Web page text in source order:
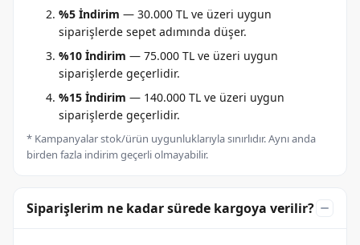
%5 İndirim — 30.000 TL ve üzeri uygun
siparişlerde sepet adımında düşer.
%10 İndirim — 75.000 TL ve üzeri uygun
siparişlerde geçerlidir.
%15 İndirim — 140.000 TL ve üzeri uygun
siparişlerde geçerlidir.
* Kampanyalar stok/ürün uygunluklarıyla sınırlıdır. Aynı anda
birden fazla indirim geçerli olmayabilir.
Siparişlerim ne kadar sürede kargoya verilir?